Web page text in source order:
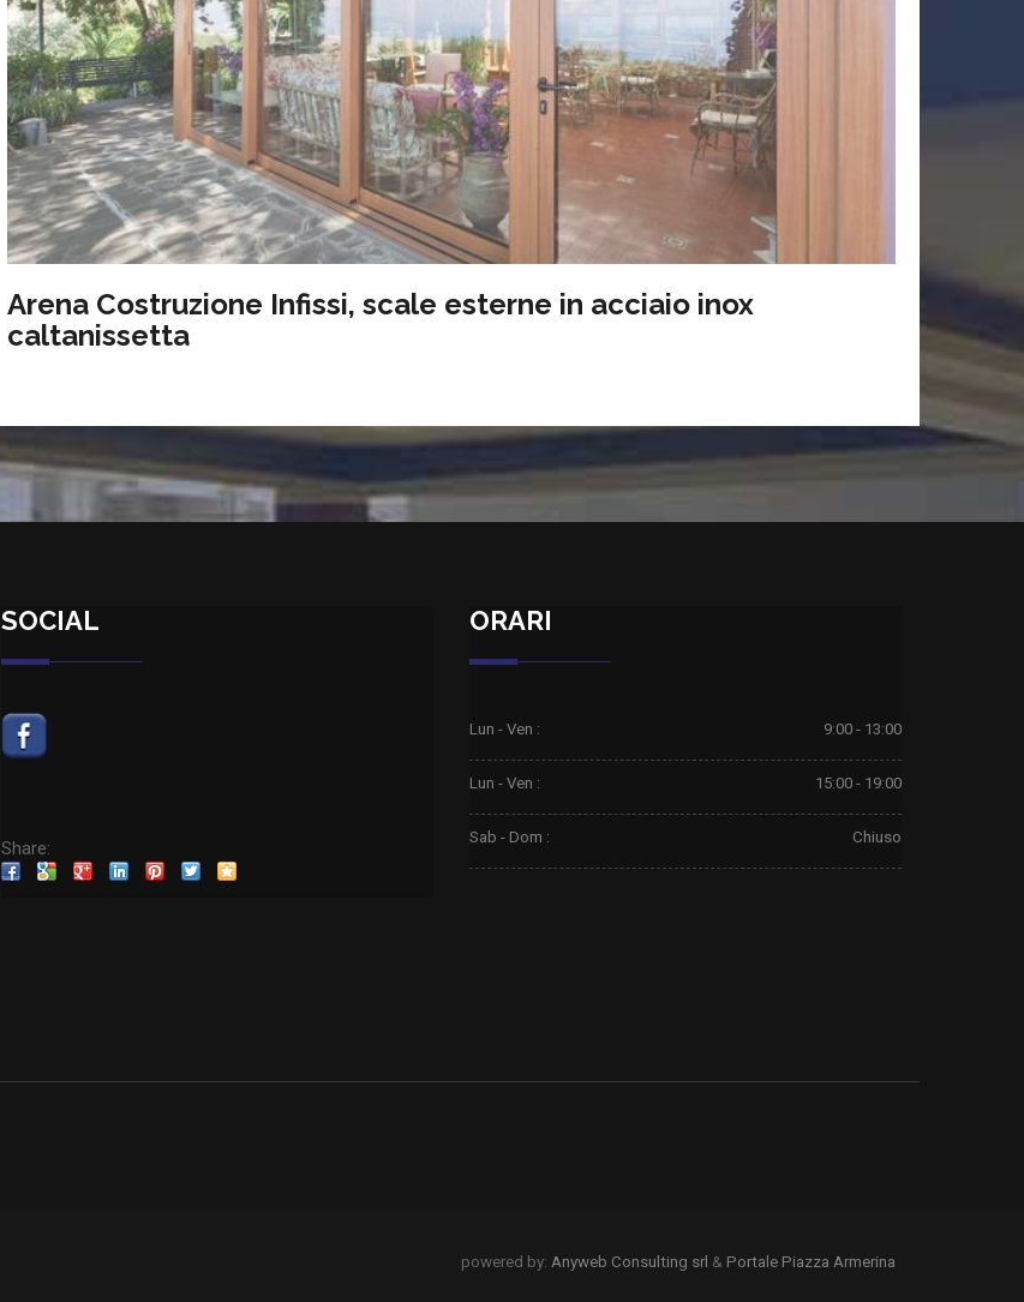
Arena Costruzione Infissi, scale esterne in acciaio inox
caltanissetta
SOCIAL
Share:
ORARI
Lun - Ven : 9:00 - 13:00
Lun - Ven : 15:00 - 19:00
Sab - Dom : Chiuso
powered by: Anyweb Consulting srl & Portale Piazza Armerina